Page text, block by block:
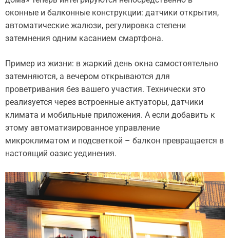
оконные и балконные конструкции: датчики открытия,
автоматические жалюзи, регулировка степени
затемнения одним касанием смартфона.
Пример из жизни: в жаркий день окна самостоятельно
затемняются, а вечером открываются для
проветривания без вашего участия. Технически это
реализуется через встроенные актуаторы, датчики
климата и мобильные приложения. А если добавить к
этому автоматизированное управление
микроклиматом и подсветкой – балкон превращается в
настоящий оазис уединения.